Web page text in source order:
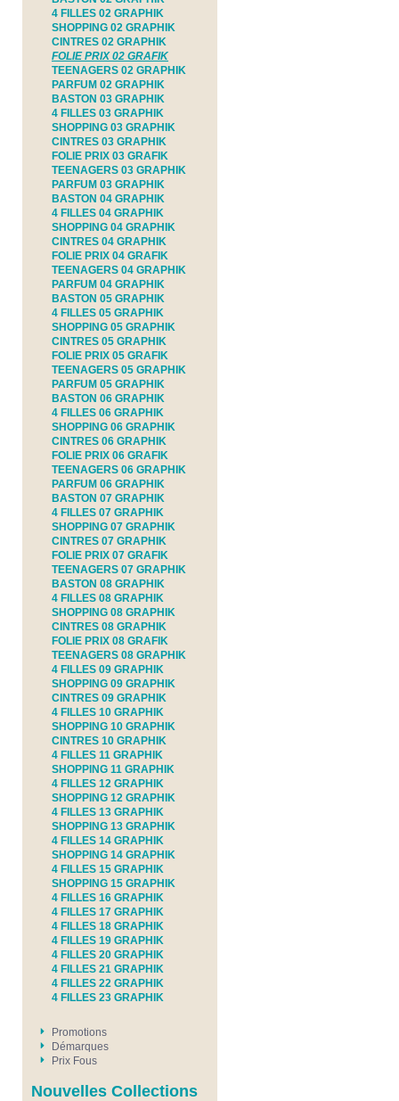
4 FILLES 02 GRAPHIK
SHOPPING 02 GRAPHIK
CINTRES 02 GRAPHIK
FOLIE PRIX 02 GRAFIK
TEENAGERS 02 GRAPHIK
PARFUM 02 GRAPHIK
BASTON 03 GRAPHIK
4 FILLES 03 GRAPHIK
SHOPPING 03 GRAPHIK
CINTRES 03 GRAPHIK
FOLIE PRIX 03 GRAFIK
TEENAGERS 03 GRAPHIK
PARFUM 03 GRAPHIK
BASTON 04 GRAPHIK
4 FILLES 04 GRAPHIK
SHOPPING 04 GRAPHIK
CINTRES 04 GRAPHIK
FOLIE PRIX 04 GRAFIK
TEENAGERS 04 GRAPHIK
PARFUM 04 GRAPHIK
BASTON 05 GRAPHIK
4 FILLES 05 GRAPHIK
SHOPPING 05 GRAPHIK
CINTRES 05 GRAPHIK
FOLIE PRIX 05 GRAFIK
TEENAGERS 05 GRAPHIK
PARFUM 05 GRAPHIK
BASTON 06 GRAPHIK
4 FILLES 06 GRAPHIK
SHOPPING 06 GRAPHIK
CINTRES 06 GRAPHIK
FOLIE PRIX 06 GRAFIK
TEENAGERS 06 GRAPHIK
PARFUM 06 GRAPHIK
BASTON 07 GRAPHIK
4 FILLES 07 GRAPHIK
SHOPPING 07 GRAPHIK
CINTRES 07 GRAPHIK
FOLIE PRIX 07 GRAFIK
TEENAGERS 07 GRAPHIK
BASTON 08 GRAPHIK
4 FILLES 08 GRAPHIK
SHOPPING 08 GRAPHIK
CINTRES 08 GRAPHIK
FOLIE PRIX 08 GRAFIK
TEENAGERS 08 GRAPHIK
4 FILLES 09 GRAPHIK
SHOPPING 09 GRAPHIK
CINTRES 09 GRAPHIK
4 FILLES 10 GRAPHIK
SHOPPING 10 GRAPHIK
CINTRES 10 GRAPHIK
4 FILLES 11 GRAPHIK
SHOPPING 11 GRAPHIK
4 FILLES 12 GRAPHIK
SHOPPING 12 GRAPHIK
4 FILLES 13 GRAPHIK
SHOPPING 13 GRAPHIK
4 FILLES 14 GRAPHIK
SHOPPING 14 GRAPHIK
4 FILLES 15 GRAPHIK
SHOPPING 15 GRAPHIK
4 FILLES 16 GRAPHIK
4 FILLES 17 GRAPHIK
4 FILLES 18 GRAPHIK
4 FILLES 19 GRAPHIK
4 FILLES 20 GRAPHIK
4 FILLES 21 GRAPHIK
4 FILLES 22 GRAPHIK
4 FILLES 23 GRAPHIK
Promotions
Démarques
Prix Fous
Nouvelles Collections